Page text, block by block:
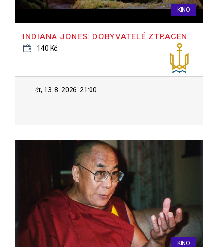
KINO
INDIANA JONES: DOBYVATELÉ ZTRACENÉ ARCHY
140 Kč
čt, 13. 8. 2026 21:00
KINO